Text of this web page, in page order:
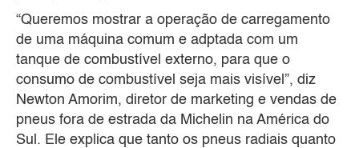
“Queremos mostrar a operação de carregamento
de uma máquina comum e adptada com um
tanque de combustível externo, para que o
consumo de combustível seja mais visível”, diz
Newton Amorim, diretor de marketing e vendas de
pneus fora de estrada da Michelin na América do
Sul. Ele explica que tanto os pneus radiais quanto